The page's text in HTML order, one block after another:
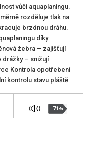
vůči aquaplaningu.
rozděluje tlak na
brzdnou dráhu.
díky
žebra – zajišťují
drážky – snižují
Kontrola opotřebení
kontrolu stavu pláště
71dB